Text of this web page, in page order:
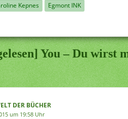
Kepnes Egmont INK
You – Du wirst
DER BÜCHER
um 19:58 Uhr